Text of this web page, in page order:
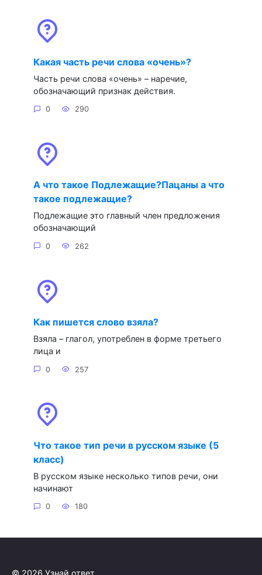
Какая часть речи слова «очень»?
Часть речи слова «очень» – наречие,
обозначающий признак действия.
0 290
А что такое Подлежащие?Пацаны а что
такое подлежащие?
Подлежащие это главный член предложения
обозначающий
0 262
Как пишется слово взяла?
Взяла – глагол, употреблен в форме третьего
лица и
0 257
Что такое тип речи в русском языке (5
класс)
В русском языке несколько типов речи, они
начинают
0 180
© 2026 Узнай ответ